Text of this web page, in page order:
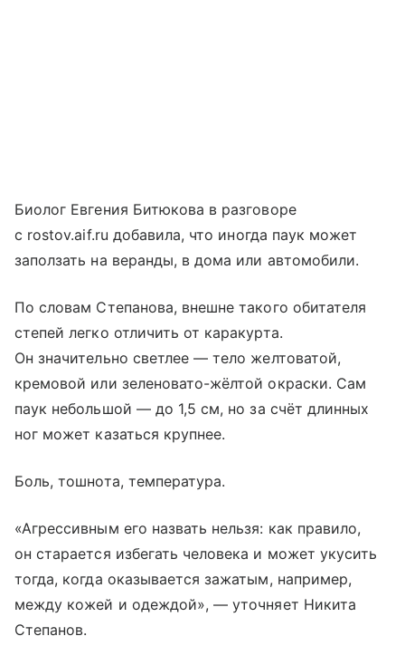
Биолог Евгения Битюкова в разговоре
с rostov.aif.ru добавила, что иногда паук может
заползать на веранды, в дома или автомобили.
По словам Степанова, внешне такого обитателя
степей легко отличить от каракурта.
Он значительно светлее — тело желтоватой,
кремовой или зеленовато-жёлтой окраски. Сам
паук небольшой — до 1,5 см, но за счёт длинных
ног может казаться крупнее.
Боль, тошнота, температура.
«Агрессивным его назвать нельзя: как правило,
он старается избегать человека и может укусить
тогда, когда оказывается зажатым, например,
между кожей и одеждой», — уточняет Никита
Степанов.